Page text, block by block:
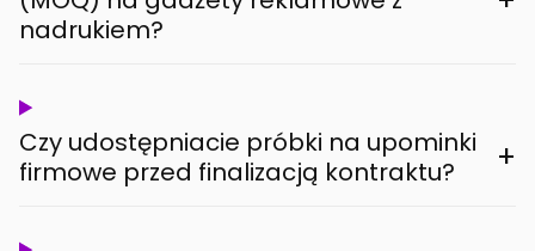
nadrukiem?
Czy udostępniacie próbki na upominki
firmowe przed finalizacją kontraktu?
+